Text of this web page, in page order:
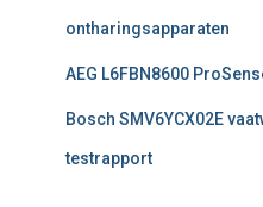
ontharingsapparaten
AEG L6FBN8600
Bosch SMV6YCX02E
testrapport